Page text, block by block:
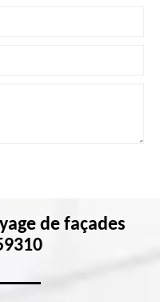
de façades